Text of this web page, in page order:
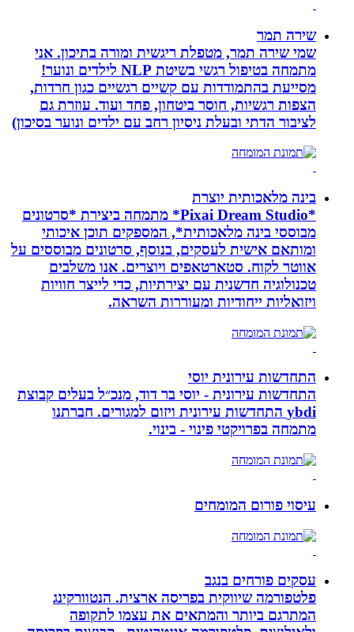
שירה תמר
שמי שירה תמר, מטפלת ריגשית ומורה בתיכון. אני
מתמחה בטיפול רגשי בשיטת NLP לילדים ונוער!
מסייעת בהתמודדות עם קשיים רגשיים כגון חרדות,
הצפות רגשיות, חוסר ביטחון, פחד ועוד. עוזרת גם
לציבור הדתי ובעלת ניסיון רחב עם ילדים ונוער בסיכון)
בינה מלאכותית יוצרת
*Pixai Dream Studio* מתמחה ביצירת *סרטונים
מבוססי בינה מלאכותית*, המספקים תוכן איכותי
ומותאם אישית לעסקים, בנוסף, סרטונים מבוססים על
אווטר לקוח. סטארטאפים ויוצרים. אנו משלבים
טכנולוגיה חדשנית עם יצירתיות, כדי לייצר חוויות
ויזואליות ייחודיות ומעוררות השראה.
התחדשות עירונית יוסי
התחדשות עירונית - יוסי בר דוד, מנכ״ל בעלים קבוצת
ybdi התחדשות עירונית ויזום למגורים. חברתנו
מתמחה בפרויקטי פינוי - בינוי.
עיסוי פורום המומחים
עסקים פורחים בנגב
פלטפורמה שיווקית בפריסה ארצית. הנטוורקינג
המתרגם ביותר והמתאים את עצמו לתקופה